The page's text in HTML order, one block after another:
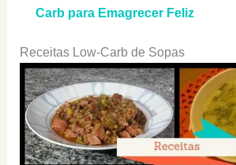
Carb para Emagrecer Feliz
Receitas Low-Carb de Sopas